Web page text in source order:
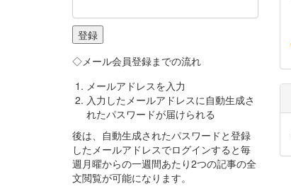
◇メール会員登録までの流れ
メールアドレスを入力
入力したメールアドレスに自動生成さ
れたパスワードが届けられる
後は、自動生成されたパスワードと登録
したメールアドレスでログインすると毎
週月曜からの一週間あたり2つの記事の全
文閲覧が可能になります。